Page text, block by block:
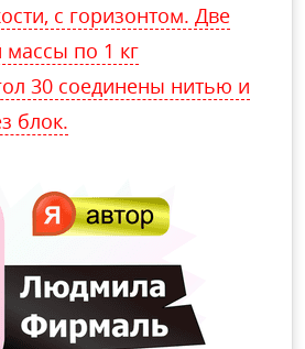
с горизонтом. Две
массы по 1 кг
30 соединены нитью и
блок.